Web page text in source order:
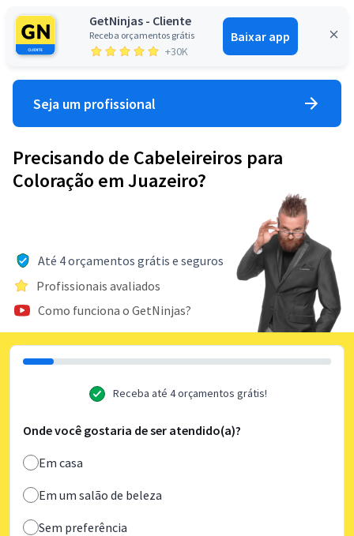
GetNinjas - Cliente
Receba orçamentos grátis
+30K
Baixar app
Entrar
Seja um profissional
Precisando de Cabeleireiros para
Coloração em Juazeiro?
Até 4 orçamentos grátis e seguros
Profissionais avaliados
Como funciona o GetNinjas?
Receba até 4 orçamentos grátis!
Onde você gostaria de ser atendido(a)?
Em casa
Em um salão de beleza
Sem preferência